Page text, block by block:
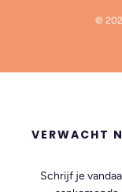
©
VERWACHT
Schrijf je